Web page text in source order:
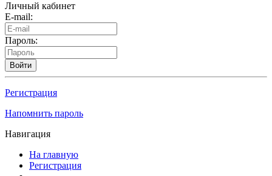
Личный кабинет
E-mail:
Пароль:
Войти
Регистрация
Напомнить пароль
Навигация
На главную
Регистрация